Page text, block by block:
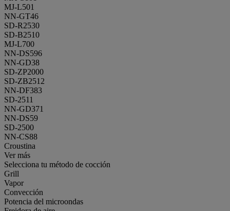
MJ-L501
NN-GT46
SD-R2530
SD-B2510
MJ-L700
NN-DS596
NN-GD38
SD-ZP2000
SD-ZB2512
NN-DF383
SD-2511
NN-GD371
NN-DS59
SD-2500
NN-CS88
Croustina
Ver más
Selecciona tu método de cocción
Grill
Vapor
Convección
Potencia del microondas